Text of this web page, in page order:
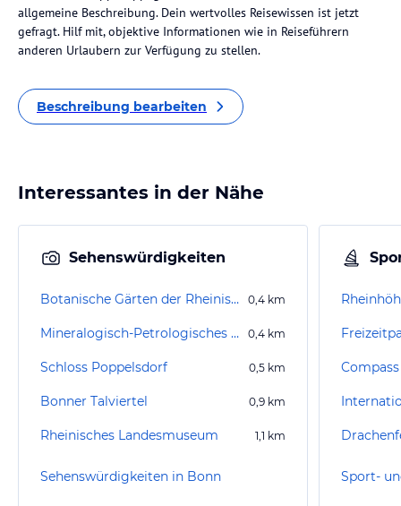
allgemeine Beschreibung. Dein wertvolles Reisewissen ist jetzt
gefragt. Hilf mit, objektive Informationen wie in Reiseführern
anderen Urlaubern zur Verfügung zu stellen.
Beschreibung bearbeiten
Interessantes in der Nähe
Sehenswürdigkeiten
Botanische Gärten der Rheinischen Friedrich-Wilhelms-Universität Bonn 0,4 km
Mineralogisch-Petrologisches Museum 0,4 km
Schloss Poppelsdorf 0,5 km
Bonner Talviertel 0,9 km
Rheinisches Landesmuseum 1,1 km
Sehenswürdigkeiten in Bonn Sport-